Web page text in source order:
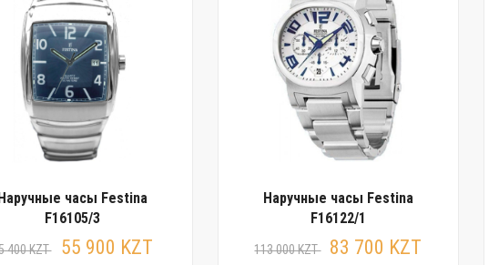
часы Festina
F16105/3
400 KZT 55 900 KZT
Наручные часы Festina
F16122/1
113 000 KZT 83 700 KZT